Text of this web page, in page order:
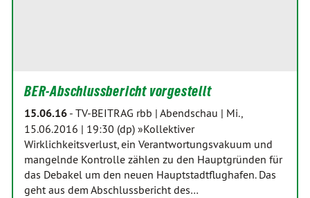
BER-Abschlussbericht vorgestellt
15.06.16 - TV-BEITRAG rbb | Abendschau | Mi.,
15.06.2016 | 19:30 (dp) »Kollektiver
Wirklichkeitsverlust, ein Verantwortungsvakuum und
mangelnde Kontrolle zählen zu den Hauptgründen für
das Debakel um den neuen Hauptstadtflughafen. Das
geht aus dem Abschlussbericht des…